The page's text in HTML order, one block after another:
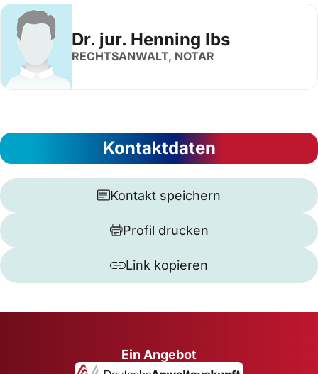
Dr. jur. Henning Ibs
RECHTSANWALT, NOTAR
Kontaktdaten
Kontakt speichern
Profil drucken
Link kopieren
Ein Angebot